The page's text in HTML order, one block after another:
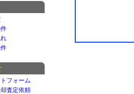
フォーム
査定依頼